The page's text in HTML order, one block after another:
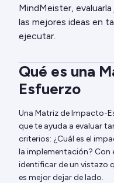
MindMeister,
las mejores ideas en
ejecutar.
Qué es una
Esfuerzo
Una Matriz de Impacto-
que te ayuda a evaluar
criterios: ¿Cuál es el
la implementación? Con
identificar de un vistazo
es mejor dejar de lado.